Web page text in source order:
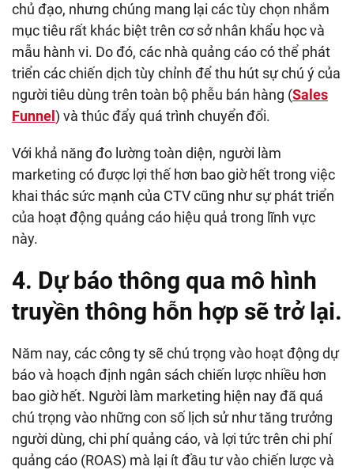
chủ đạo, nhưng chúng mang lại các tùy chọn nhắm
mục tiêu rất khác biệt trên cơ sở nhân khẩu học và
mẫu hành vi. Do đó, các nhà quảng cáo có thể phát
triển các chiến dịch tùy chỉnh để thu hút sự chú ý của
người tiêu dùng trên toàn bộ phễu bán hàng (Sales
Funnel ) và thúc đẩy quá trình chuyển đổi.
Với khả năng đo lường toàn diện, người làm
marketing có được lợi thế hơn bao giờ hết trong việc
khai thác sức mạnh của CTV cũng như sự phát triển
của hoạt động quảng cáo hiệu quả trong lĩnh vực
này.
4. Dự báo thông qua mô hình
truyền thông hỗn hợp sẽ trở lại.
Năm nay, các công ty sẽ chú trọng vào hoạt động dự
báo và hoạch định ngân sách chiến lược nhiều hơn
bao giờ hết. Người làm marketing hiện nay đã quá
chú trọng vào những con số lịch sử như tăng trưởng
người dùng, chi phí quảng cáo, và lợi tức trên chi phí
quảng cáo (ROAS) mà lại ít đầu tư vào chiến lược và